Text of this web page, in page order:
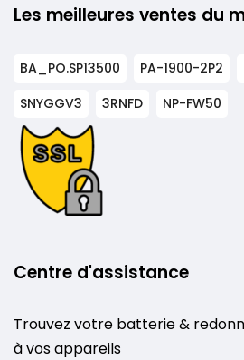
Les meilleures ventes du
BA_PO.SP13500 PA-1900-2P2
SNYGGV3
3RNFD NP-FW50
Centre d'assistance
Trouvez votre batterie &
à vos appareils